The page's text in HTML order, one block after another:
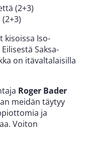
(2+3)
kisoissa Iso-
Saksa-
on itävaltalaisilla
Roger Bader
meidän täytyy
ja
Voiton